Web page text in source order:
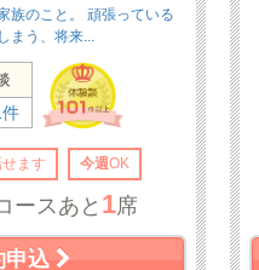
族のこと。 頑張っている
まう、将来...
ます 今週OK
ースあと 1席
申込